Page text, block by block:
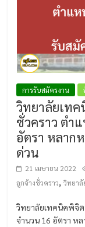
การรับสมัครงาน
วิทยาลัยเท
ชั่วคราว ตำ
อัตรา หลาก
ด่วน
21 เมษายน 2022
ลูกจ้างชั่วคราว,วิทยา
วิทยาลัยเทคนิคพิจิ
จำนวน 16 อัตรา ห